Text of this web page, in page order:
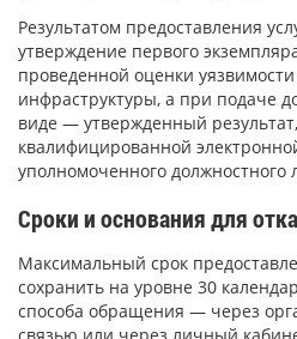
Результатом предоставления
утверждение первого
проведенной оценки
инфраструктуры, а при подаче
виде — утвержденный
квалифицированной
уполномоченного должностного
Сроки и основания для
Максимальный срок
сохранить на уровне 30
способа обращения — через